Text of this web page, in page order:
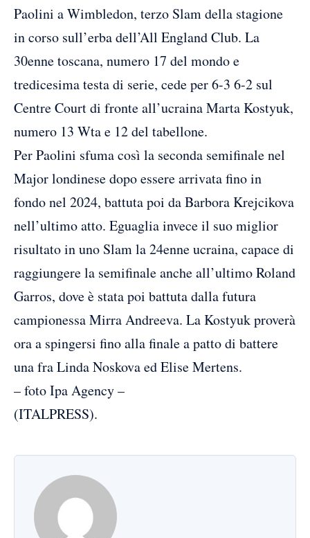
Paolini a Wimbledon, terzo Slam della stagione
in corso sull’erba dell’All England Club. La
30enne toscana, numero 17 del mondo e
tredicesima testa di serie, cede per 6-3 6-2 sul
Centre Court di fronte all’ucraina Marta Kostyuk,
numero 13 Wta e 12 del tabellone.
Per Paolini sfuma così la seconda semifinale nel
Major londinese dopo essere arrivata fino in
fondo nel 2024, battuta poi da Barbora Krejcikova
nell’ultimo atto. Eguaglia invece il suo miglior
risultato in uno Slam la 24enne ucraina, capace di
raggiungere la semifinale anche all’ultimo Roland
Garros, dove è stata poi battuta dalla futura
campionessa Mirra Andreeva. La Kostyuk proverà
ora a spingersi fino alla finale a patto di battere
una fra Linda Noskova ed Elise Mertens.
– foto Ipa Agency –
(ITALPRESS).